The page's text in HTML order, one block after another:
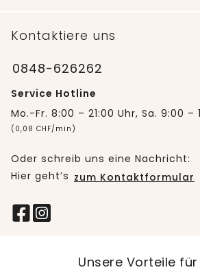
Kontaktiere uns
0848-626262
Service Hotline
Mo.-Fr. 8:00 – 21:00 Uhr, Sa. 9:00 –
(0,08 CHF/min)
Oder schreib uns eine Nachricht:
Hier geht’s zum Kontaktformular
Unsere Vorteile